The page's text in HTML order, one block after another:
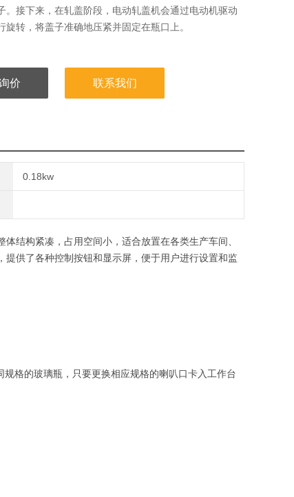
。接下来，在轧盖阶段，电动轧盖机会通过电动机驱动
旋转，将盖子准确地压紧并固定在瓶口上。
价 联系我们
0.18kw
结构紧凑，占用空间小，适合放置在各类生产车间、
供了各种控制按钮和显示屏，便于用户进行设置和监
格的玻璃瓶，只要更换相应规格的喇叭口卡入工作台